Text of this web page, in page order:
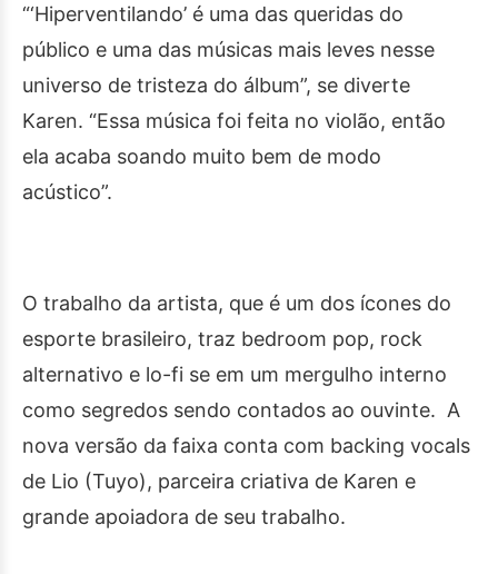
“‘Hiperventilando’ é uma das queridas do
público e uma das músicas mais leves nesse
universo de tristeza do álbum”, se diverte
Karen. “Essa música foi feita no violão, então
ela acaba soando muito bem de modo
acústico”.
O trabalho da artista, que é um dos ícones do
esporte brasileiro, traz bedroom pop, rock
alternativo e lo-fi se em um mergulho interno
como segredos sendo contados ao ouvinte. A
nova versão da faixa conta com backing vocals
de Lio (Tuyo), parceira criativa de Karen e
grande apoiadora de seu trabalho.